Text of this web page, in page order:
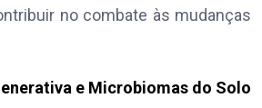
no combate às mudanças
e Microbiomas do Solo